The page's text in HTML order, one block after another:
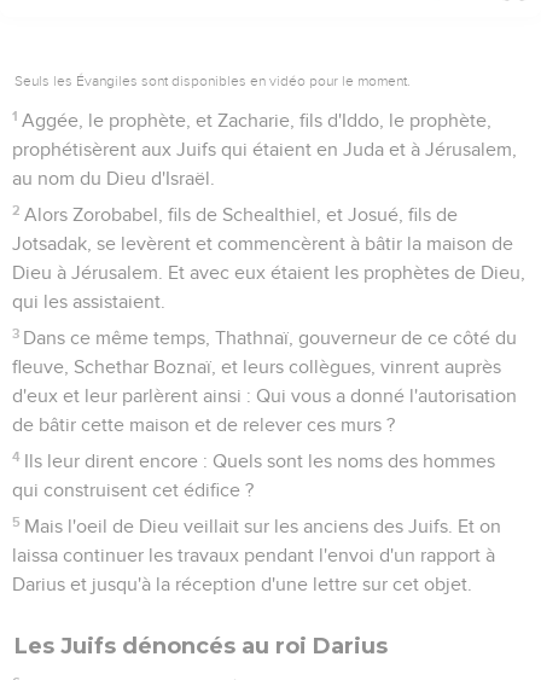
Seuls les Évangiles sont disponibles en vidéo pour le moment.
1 Aggée, le prophète, et Zacharie, fils d'Iddo, le prophète,
prophétisèrent aux Juifs qui étaient en Juda et à Jérusalem,
au nom du Dieu d'Israël.
2 Alors Zorobabel, fils de Schealthiel, et Josué, fils de
Jotsadak, se levèrent et commencèrent à bâtir la maison de
Dieu à Jérusalem. Et avec eux étaient les prophètes de Dieu,
qui les assistaient.
3 Dans ce même temps, Thathnaï, gouverneur de ce côté du
fleuve, Schethar Boznaï, et leurs collègues, vinrent auprès
d'eux et leur parlèrent ainsi : Qui vous a donné l'autorisation
de bâtir cette maison et de relever ces murs ?
4 Ils leur dirent encore : Quels sont les noms des hommes
qui construisent cet édifice ?
5 Mais l'oeil de Dieu veillait sur les anciens des Juifs. Et on
laissa continuer les travaux pendant l'envoi d'un rapport à
Darius et jusqu'à la réception d'une lettre sur cet objet.
Les Juifs dénoncés au roi Darius